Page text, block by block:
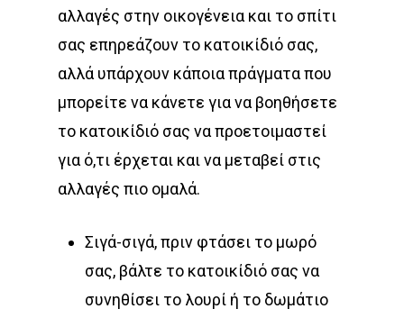
αλλαγές στην οικογένεια και το σπίτι
σας επηρεάζουν το κατοικίδιό σας,
αλλά υπάρχουν κάποια πράγματα που
μπορείτε να κάνετε για να βοηθήσετε
το κατοικίδιό σας να προετοιμαστεί
για ό,τι έρχεται και να μεταβεί στις
αλλαγές πιο ομαλά.
Σιγά-σιγά, πριν φτάσει το μωρό
σας, βάλτε το κατοικίδιό σας να
συνηθίσει το λουρί ή το δωμάτιο